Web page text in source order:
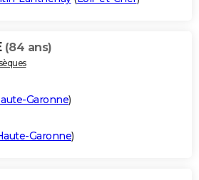
(84 ans)
Garonne)
Garonne)